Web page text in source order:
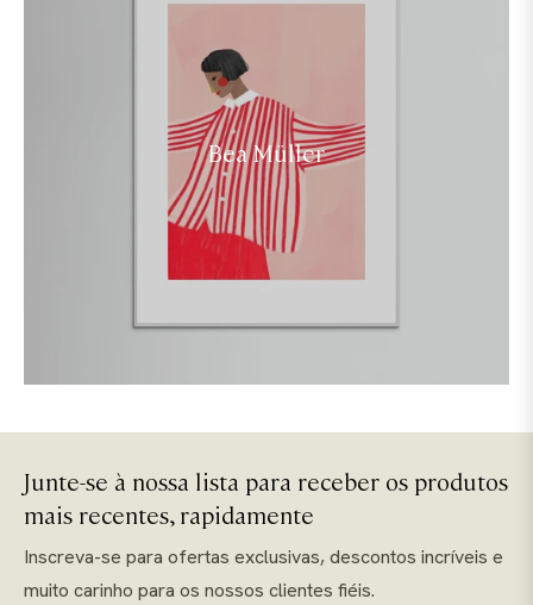
Bea Müller
Junte-se à nossa lista para receber os produtos
mais recentes, rapidamente
Inscreva-se para ofertas exclusivas, descontos incríveis e
muito carinho para os nossos clientes fiéis.